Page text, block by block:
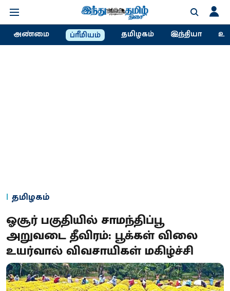
அண்மை ப்ரீமியம் தமிழகம் இந்தியா
தமிழகம்
ஓசூர் பகுதியில் சாமந்திப்பூ
அறுவடை தீவிரம்: பூக்கள் விலை
உயர்வால் விவசாயிகள் மகிழ்ச்சி